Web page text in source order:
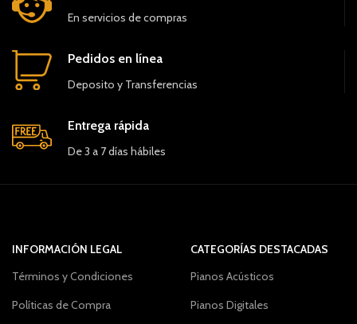
En servicios de compras
Pedidos en línea
Deposito y Transferencias
Entrega rápida
De 3 a 7 días hábiles
INFORMACIÓN LEGAL
Términos y Condiciones
Políticas de Compra
CATEGORÍAS DESTACADAS
Pianos Acústicos
Pianos Digitales